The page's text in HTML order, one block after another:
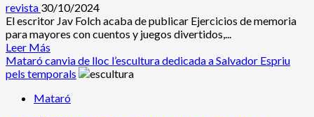
revista 30/10/2024
El escritor Jav Folch acaba de publicar Ejercicios de memoria
para mayores con cuentos y juegos divertidos,...
Leer Más
más
acerca
El
Mataró canvia de lloc l’escultura dedicada a Salvador Espriu
pels temporals
Mataró